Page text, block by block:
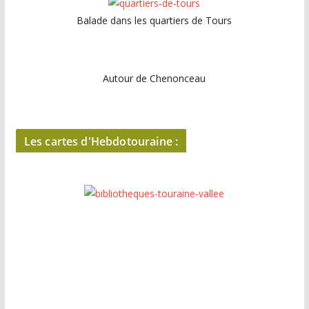
Balade dans les quartiers de Tours
Autour de Chenonceau
Les cartes d'Hebdotouraine :